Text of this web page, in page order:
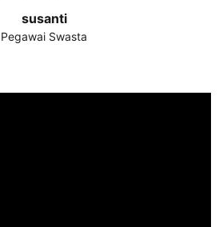
susanti
Pegawai Swasta